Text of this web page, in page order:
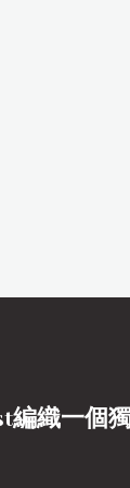
織一個